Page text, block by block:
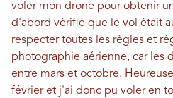
voler mon drone pour obtenir
d'abord vérifié que le vol était
respecter toutes les règles et
photographie aérienne, car les
entre mars et octobre.
février et j'ai donc pu voler en